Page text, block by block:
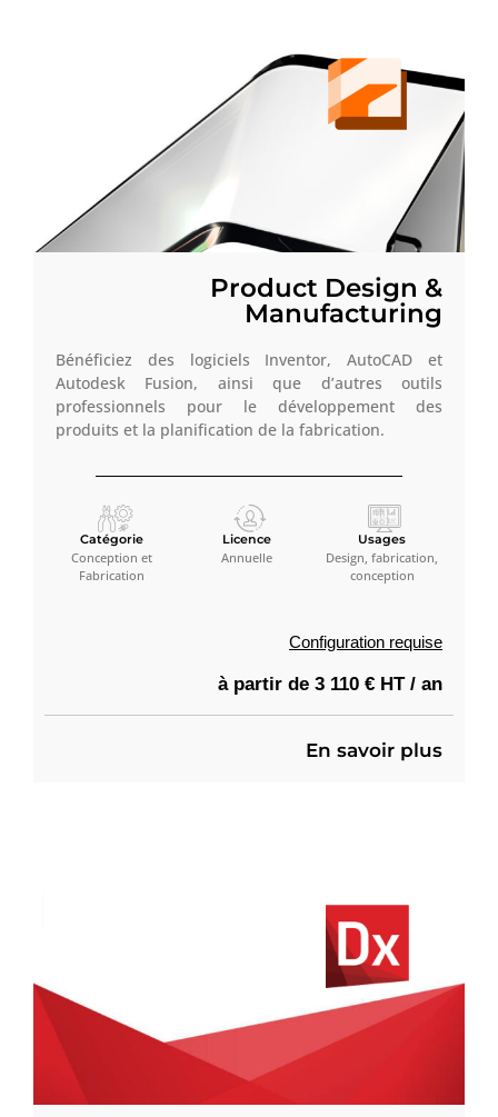
Product Design &
Manufacturing
Bénéficiez des logiciels Inventor, AutoCAD et
Autodesk Fusion, ainsi que d’autres outils
professionnels pour le développement des
produits et la planification de la fabrication.
Catégorie
Conception et
Fabrication
Licence
Annuelle
Usages
Design, fabrication,
conception
Configuration requise
à partir de 3 110 € HT / an
En savoir plus